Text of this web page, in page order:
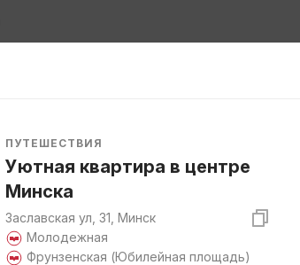
ПУТЕШЕСТВИЯ
Уютная квартира в центре
Минска
Заславская ул, 31, Минск
Молодежная
Фрунзенская (Юбилейная площадь)